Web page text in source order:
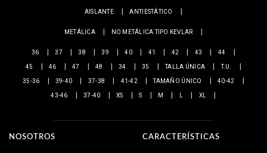
AISLANTE ANTIESTÁTICO
METÁLICA NO METÁLICA TIPO KEVLAR
36 37 38 39 40 41 42 43
44
45
46 47 48 34 35 TALLA ÚNICA
T.U.
35-36
39-40 37-38 41-42 TAMAÑO ÚNICO
40-42
43-46
37-40 XS S M L XL
NOSOTROS CARACTERÍSTICAS